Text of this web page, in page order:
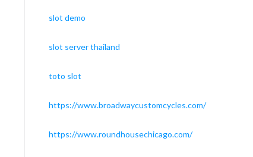
slot demo
slot server thailand
toto slot
https://www.broadwaycustomcycles.com/
https://www.roundhousechicago.com/